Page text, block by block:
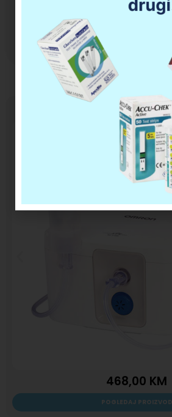
Opis proizvoda
Da li imate pitanja u vezi
OMRON C900
468,00 KM
POGLEDAJ PROIZVOD